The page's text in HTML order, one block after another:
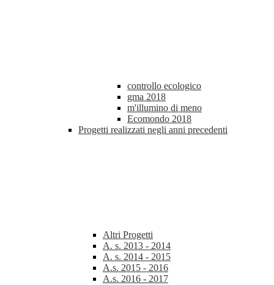
controllo ecologico
gma 2018
m'illumino di meno
Ecomondo 2018
Progetti realizzati negli anni precedenti
Altri Progetti
A. s. 2013 - 2014
A. s. 2014 - 2015
A.s. 2015 - 2016
A.s. 2016 - 2017